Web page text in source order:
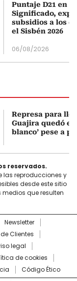
Puntaje D21 en
Significado,
subsidios a los
el Sisbén 2026
06/08/2026
Represa para
Guajira quedó en
blanco’ pese a
reservados.
las reproducciones y
desde este sitio
que resulten
Newsletter
Clientes
legal
de cookies
Código Ético